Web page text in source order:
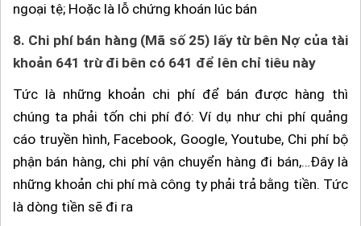
ngoại tệ; Hoặc là lỗ chứng khoán lúc bán
8. Chi phí bán hàng (Mã số 25) lấy từ bên Nợ của tài
khoản 641 trừ đi bên có 641 để lên chỉ tiêu này
Tức là những khoản chi phí để bán được hàng thì
chúng ta phải tốn chi phí đó: Ví dụ như chi phí quảng
cáo truyền hình, Facebook, Google, Youtube, Chi phí bộ
phận bán hàng, chi phí vận chuyển hàng đi bán,…Đây là
những khoản chi phí mà công ty phải trả bằng tiền. Tức
là dòng tiền sẽ đi ra